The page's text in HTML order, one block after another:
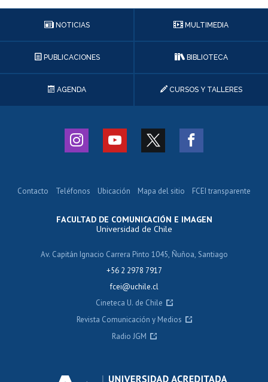
NOTICIAS MULTIMEDIA
PUBLICACIONES BIBLIOTECA
AGENDA CURSOS Y TALLERES
FACULTAD DE COMUNICACIÓN E IMAGEN
Universidad de Chile
Av. Capitán Ignacio Carrera Pinto 1045, Ñuñoa, Santiago
+56 2 2978 7917
fcei@uchile.cl
Contacto Teléfonos Ubicación Mapa del sitio FCEI transparente
Cineteca U. de Chile
Revista Comunicación y Medios
Radio JGM